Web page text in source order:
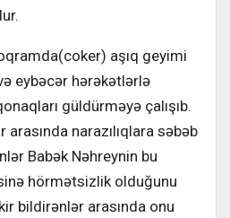
aşıq geyimi
eybəcər hərəkətlərlə
güldürməyə çalışıb.
arasında narazılıqlara səbəb
Babək Nəhreynin bu
hörmətsizlik olduğunu
bildirənlər arasında onu